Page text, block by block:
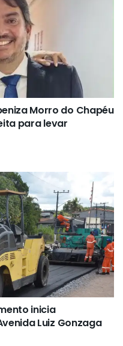
Morro do Chapéu
para levar
inicia
Luiz Gonzaga